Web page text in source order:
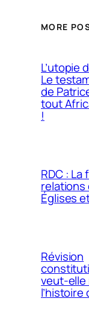
MORE
L’utopie
Le
de
tout
!
RDC :
relations
Églises
Révision
veut-elle
l’histoire